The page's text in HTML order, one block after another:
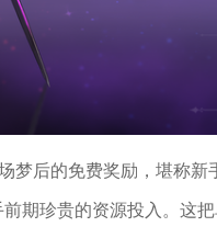
梦后的免费奖励，堪称
期珍贵的资源投入。这